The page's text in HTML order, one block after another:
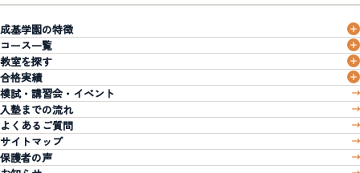
成基学園の特徴
コース一覧
教室を探す
合格実績
模試・講習会・イベント
入塾までの流れ
よくあるご質問
サイトマップ
保護者の声